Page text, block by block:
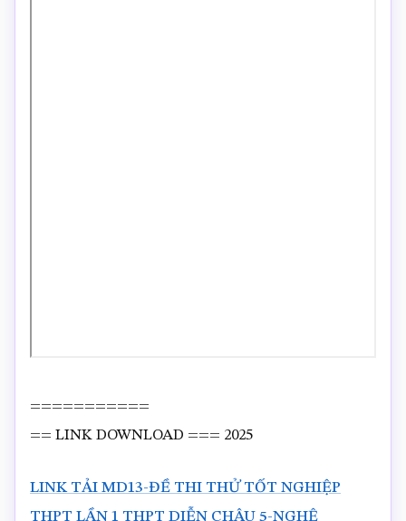
===========
== LINK DOWNLOAD === 2025
LINK TẢI MD13-ĐỀ THI THỬ TỐT NGHIỆP
THPT LẦN 1 THPT DIỄN CHÂU 5-NGHỆ